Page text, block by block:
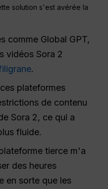
solution s'est avérée la
comme Global GPT,
vidéos Sora 2
.
plateformes
de contenu
Sora 2, ce qui a
fluide.
tierce m'a
des heures
en sorte que les